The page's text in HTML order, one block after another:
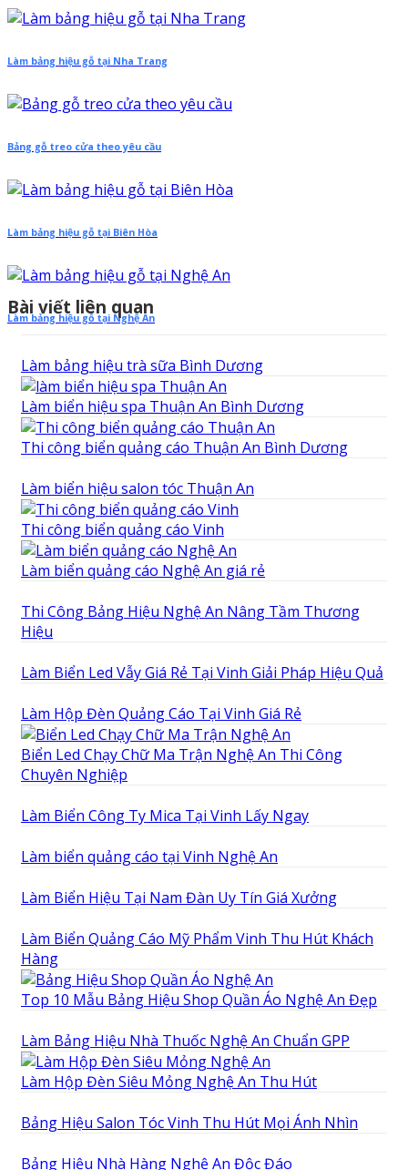
Làm bảng hiệu gỗ tại Nha Trang
Bảng gỗ treo cửa theo yêu cầu
Làm bảng hiệu gỗ tại Biên Hòa
Làm bảng hiệu gỗ tại Nghệ An
Bài viết liên quan
Làm bảng hiệu trà sữa Bình Dương
Làm biển hiệu spa Thuận An Bình Dương
Thi công biển quảng cáo Thuận An Bình Dương
Làm biển hiệu salon tóc Thuận An
Thi công biển quảng cáo Vinh
Làm biển quảng cáo Nghệ An giá rẻ
Thi Công Bảng Hiệu Nghệ An Nâng Tầm Thương
Hiệu
Làm Biển Led Vẫy Giá Rẻ Tại Vinh Giải Pháp Hiệu Quả
Làm Hộp Đèn Quảng Cáo Tại Vinh Giá Rẻ
Biển Led Chạy Chữ Ma Trận Nghệ An Thi Công
Chuyên Nghiệp
Làm Biển Công Ty Mica Tại Vinh Lấy Ngay
Làm biển quảng cáo tại Vinh Nghệ An
Làm Biển Hiệu Tại Nam Đàn Uy Tín Giá Xưởng
Làm Biển Quảng Cáo Mỹ Phẩm Vinh Thu Hút Khách
Hàng
Top 10 Mẫu Bảng Hiệu Shop Quần Áo Nghệ An Đẹp
Làm Bảng Hiệu Nhà Thuốc Nghệ An Chuẩn GPP
Làm Hộp Đèn Siêu Mỏng Nghệ An Thu Hút
Bảng Hiệu Salon Tóc Vinh Thu Hút Mọi Ánh Nhìn
Bảng Hiệu Nhà Hàng Nghệ An Độc Đáo